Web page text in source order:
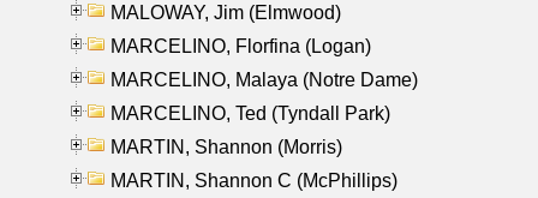
MALOWAY, Jim (Elmwood)
MARCELINO, Florfina (Logan)
MARCELINO, Malaya (Notre Dame)
MARCELINO, Ted (Tyndall Park)
MARTIN, Shannon (Morris)
MARTIN, Shannon C (McPhillips)